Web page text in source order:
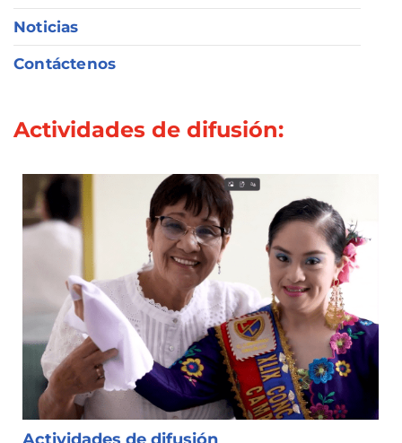
Noticias
Contáctenos
Actividades de difusión: